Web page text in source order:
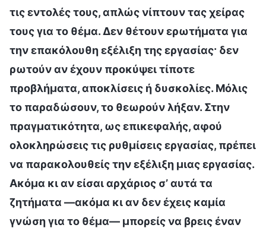
τις εντολές τους, απλώς νίπτουν τας χείρας
τους για το θέμα. Δεν θέτουν ερωτήματα για
την επακόλουθη εξέλιξη της εργασίας· δεν
ρωτούν αν έχουν προκύψει τίποτε
προβλήματα, αποκλίσεις ή δυσκολίες. Μόλις
το παραδώσουν, το θεωρούν λήξαν. Στην
πραγματικότητα, ως επικεφαλής, αφού
ολοκληρώσεις τις ρυθμίσεις εργασίας, πρέπει
να παρακολουθείς την εξέλιξη μιας εργασίας.
Ακόμα κι αν είσαι αρχάριος σ’ αυτά τα
ζητήματα —ακόμα κι αν δεν έχεις καμία
γνώση για το θέμα— μπορείς να βρεις έναν